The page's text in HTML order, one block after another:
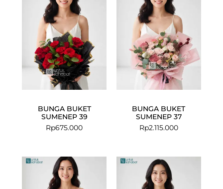
BUNGA BUKET
SUMENEP 39
Rp675.000
BUNGA BUKET
SUMENEP 37
Rp2.115.000